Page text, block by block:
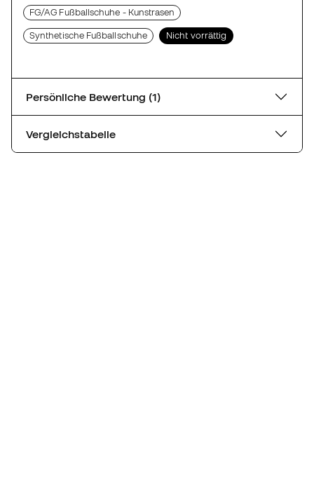
FG/AG Fußballschuhe - Kunstrasen
Synthetische Fußballschuhe Nicht vorrättig
Persönliche Bewertung (1)
Vergleichstabelle